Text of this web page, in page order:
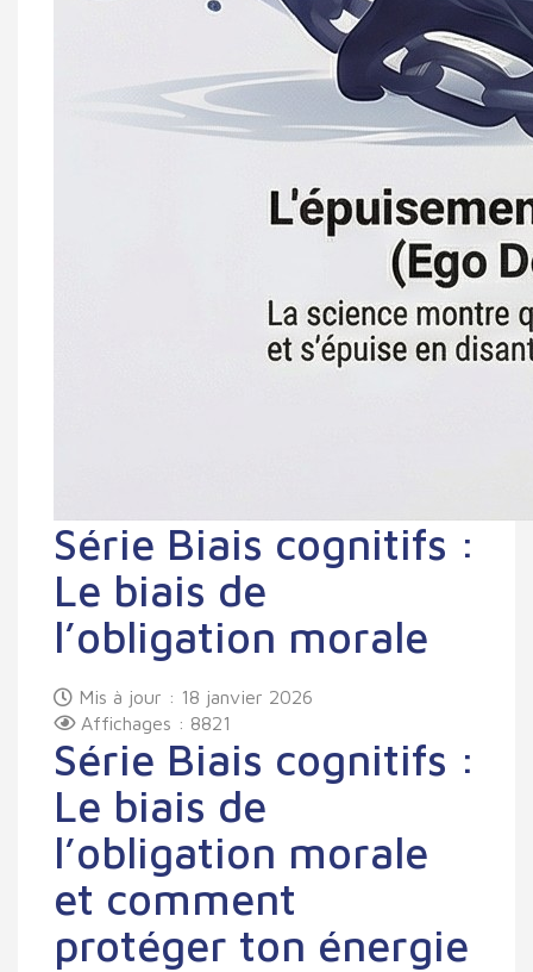
Série Biais cognitifs :
Le biais de
l’obligation morale
Mis à jour : 18 janvier 2026
Affichages : 8821
Série Biais cognitifs :
Le biais de
l’obligation morale
et comment
protéger ton énergie